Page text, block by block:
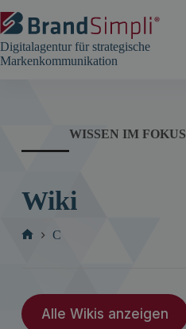
Inhalt
springen
Digitalagentur für strategische
Markenkommunikation
WISSEN IM FOKUS
Wiki
C
Alle Wikis anzeigen